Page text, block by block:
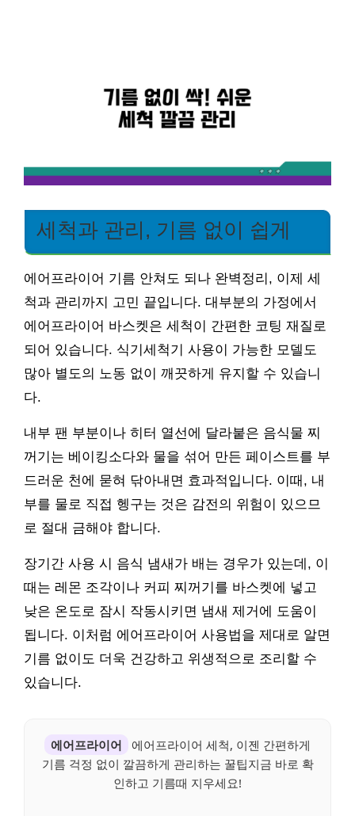
세척과 관리, 기름 없이 쉽게
에어프라이어 기름 안쳐도 되나 완벽정리, 이제 세
척과 관리까지 고민 끝입니다. 대부분의 가정에서
에어프라이어 바스켓은 세척이 간편한 코팅 재질로
되어 있습니다. 식기세척기 사용이 가능한 모델도
많아 별도의 노동 없이 깨끗하게 유지할 수 있습니
다.
내부 팬 부분이나 히터 열선에 달라붙은 음식물 찌
꺼기는 베이킹소다와 물을 섞어 만든 페이스트를 부
드러운 천에 묻혀 닦아내면 효과적입니다. 이때, 내
부를 물로 직접 헹구는 것은 감전의 위험이 있으므
로 절대 금해야 합니다.
장기간 사용 시 음식 냄새가 배는 경우가 있는데, 이
때는 레몬 조각이나 커피 찌꺼기를 바스켓에 넣고
낮은 온도로 잠시 작동시키면 냄새 제거에 도움이
됩니다. 이처럼 에어프라이어 사용법을 제대로 알면
기름 없이도 더욱 건강하고 위생적으로 조리할 수
있습니다.
에어프라이어
에어프라이어 세척, 이젠 간편하게
기름 걱정 없이 깔끔하게 관리하는 꿀팁지금 바로 확
인하고 기름때 지우세요!